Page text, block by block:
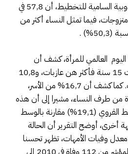
أظهر تقرير صادر عن المندوبية السامية للتخطيط، أن 57,8 في
فيما تمثل النساء أكثر من
.
العالمي للمرأة، كشف أن
28,1% من النساء البالغات 15 سنة فأكثر هن عازبات، و10,8
% أرامل و3,3 % مطلقات. كما كشف أن 16,7% من الأسر،
مسيرة من طرف النساء، مشيرا إلى أن هذه
النسبة تبقى مرتفعة بالوسط القروي (19,1%) مقارنة بالوسط
ومن جهة أخرى، أوضح التقرير أن الحالة
وفيات الأمهات، تظهر تحسنا